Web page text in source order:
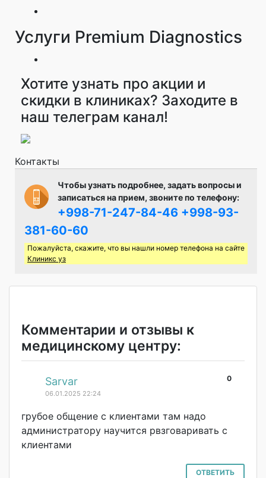
Услуги Premium Diagnostics
Хотите узнать про акции и
скидки в клиниках? Заходите в
наш телеграм канал!
Контакты
Чтобы узнать подробнее, задать вопросы и
записаться на прием, звоните по телефону:
+998-71-247-84-46 +998-93-
381-60-60
Пожалуйста, скажите, что вы нашли номер телефона на сайте
Клиникс уз
Комментарии и отзывы к
медицинскому центру:
0
Sarvar
06.01.2025 22:24
грубое общение с клиентами там надо
администратору научится рвзговаривать с
клиентами
ОТВЕТИТЬ